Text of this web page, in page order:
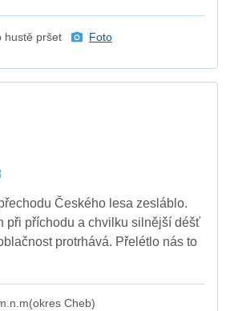
hustě pršet Foto
Českého lesa zesláblo.
při příchodu a chvilku silnější déšť
protrhává. Přelétlo nás to
Cheb)